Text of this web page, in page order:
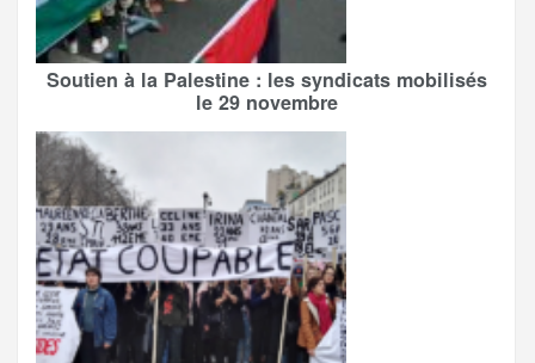
Soutien à la Palestine : les syndicats mobilisés
le 29 novembre